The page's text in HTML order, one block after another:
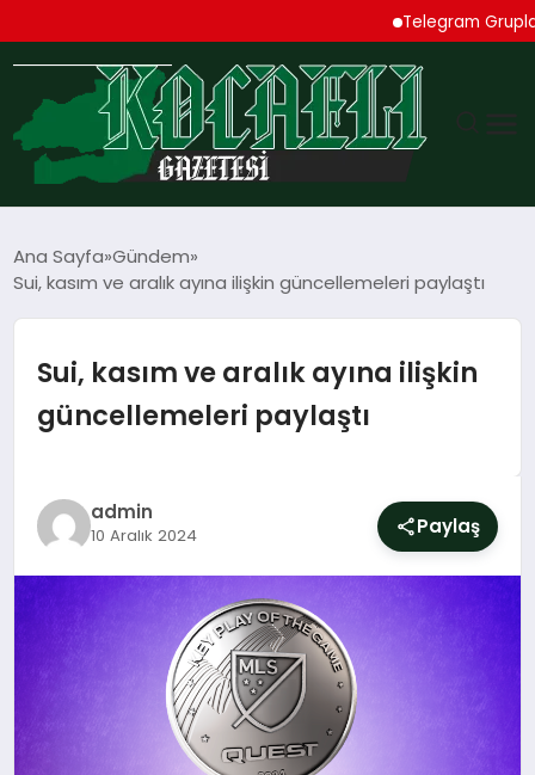
Telegram Grupları
TEKNOLOJI
EKONOMI
SPOR
SIYASET
YAŞAM
DÜNYA
Ana Sayfa Gündem
Sui, kasım ve aralık ayına ilişkin güncellemeleri paylaştı
Sui, kasım ve aralık ayına ilişkin
güncellemeleri paylaştı
admin
10 Aralık 2024 Paylaş